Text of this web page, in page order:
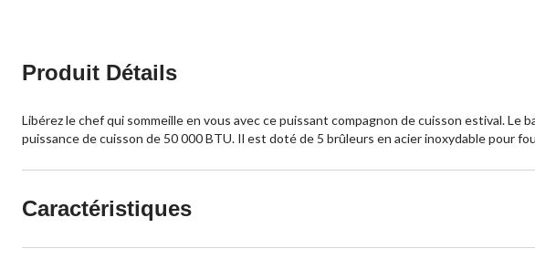
Produit Détails
Libérez le chef qui sommeille en vous avec ce puissant compagnon de cuisson estival.
puissance de cuisson de 50 000 BTU. Il est doté de 5 brûleurs en acier inoxydable pour
Caractéristiques